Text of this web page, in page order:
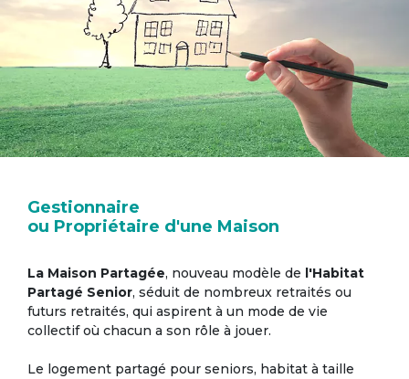
Gestionnaire
ou Propriétaire d'une Maison
La Maison Partagée, nouveau modèle de l'Habitat
Partagé Senior, séduit de nombreux retraités ou
futurs retraités, qui aspirent à un mode de vie
collectif où chacun a son rôle à jouer.
Le logement partagé pour seniors, habitat à taille